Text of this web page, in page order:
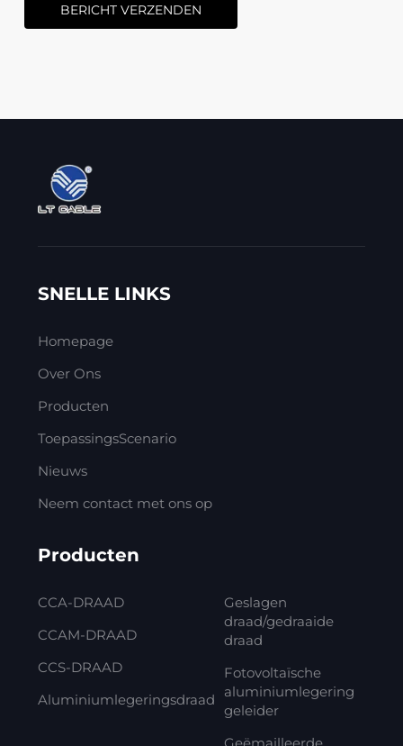
BERICHT VERZENDEN
SNELLE LINKS
Homepage
Over Ons
Producten
ToepassingsScenario
Nieuws
Neem contact met ons op
Producten
CCA-DRAAD
CCAM-DRAAD
CCS-DRAAD
Aluminiumlegeringsdraad
Geslagen
draad/gedraaide
draad
Fotovoltaïsche
aluminiumlegering
geleider